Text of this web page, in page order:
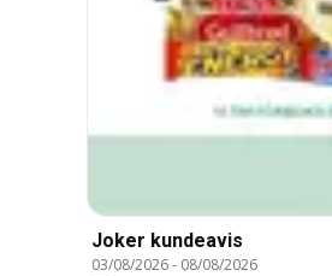
Joker kundeavis
03/08/2026- 08/08/2026